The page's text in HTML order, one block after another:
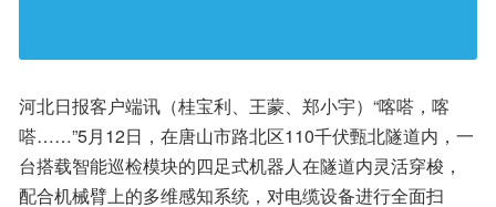
河北日报客户端讯（桂宝利、王蒙、郑小宇）“喀嗒，喀
嗒……”5月12日，在唐山市路北区110千伏甄北隧道内，一
台搭载智能巡检模块的四足式机器人在隧道内灵活穿梭，
配合机械臂上的多维感知系统，对电缆设备进行全面扫